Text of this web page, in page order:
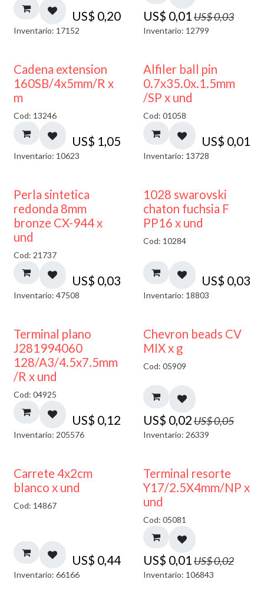
US$ 0,20
Inventario: 17152
US$ 0,01US$0,03
Inventario: 12799
Cadena extension
160SB/4x5mm/R x
m
Cod: 13246
US$ 1,05
Inventario: 10623
Alfiler ball pin
0.7x35.0x.1.5mm
/SP x und
Cod: 01058
US$ 0,01
Inventario: 13728
Perla sintetica
redonda 8mm
bronze CX-944 x
und
Cod: 21737
US$ 0,03
Inventario: 47508
1028 swarovski
chaton fuchsia F
PP16 x und
Cod: 10284
US$ 0,03
Inventario: 18803
Terminal plano
J281994060
128/A3/4.5x7.5mm
/R x und
Cod: 04925
US$ 0,12
Inventario: 205576
50% DESCUENTO
Chevron beads CV
MIX x g
Cod: 05909
US$ 0,02US$0,05
Inventario: 26339
Carrete 4x2cm
blanco x und
Cod: 14867
US$ 0,44
Inventario: 66166
50% DESCUENTO
Terminal resorte
Y17/2.5X4mm/NP x
und
Cod: 05081
US$ 0,01US$0,02
Inventario: 106843